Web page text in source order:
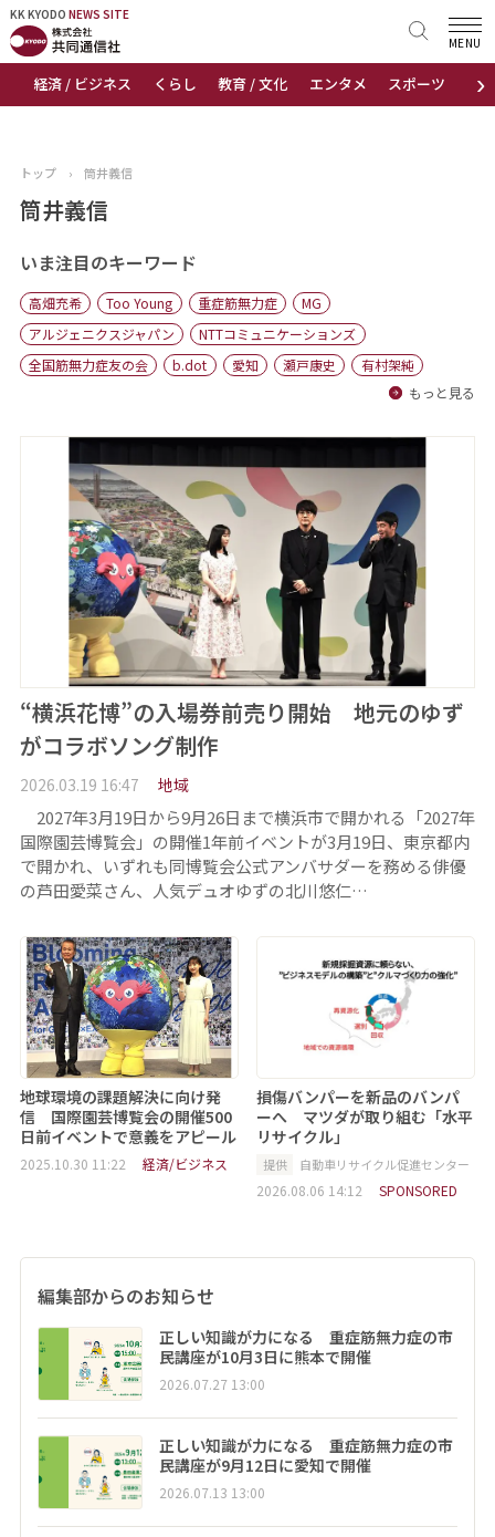
KK KYODO NEWS SITE
›
経済 / ビジネス くらし 教育 / 文化 エンタメ スポーツ 地域
MENU
KK KYODONEWS SITE
トップページ
ニュース
おすすめコンテンツ
出版物
会社概要
トップ › 筒井義信
筒井義信
いま注目のキーワード
高畑充希 Too Young 重症筋無力症
MG
アルジェニクスジャパン
NTTコミュニケーションズ
全国筋無力症友の会
b.dot 愛知 瀬戸康史
有村架純
もっと見る
“横浜花博”の入場券前売り開始 地元のゆず
がコラボソング制作
2026.03.19 16:47 地域
2027年3月19日から9月26日まで横浜市で開かれる「2027年
国際園芸博覧会」の開催1年前イベントが3月19日、東京都内
で開かれ、いずれも同博覧会公式アンバサダーを務める俳優
の芦田愛菜さん、人気デュオゆずの北川悠仁…
地球環境の課題解決に向け発
信 国際園芸博覧会の開催500
日前イベントで意義をアピール
2025.10.30 11:22 経済/ビジネス
損傷バンパーを新品のバンパ
ーへ マツダが取り組む「水平
リサイクル」
提供 自動車リサイクル促進センター
2026.08.06 14:12 SPONSORED
編集部からのお知らせ
正しい知識が力になる 重症筋無力症の市
民講座が10月3日に熊本で開催
2026.07.27 13:00
正しい知識が力になる 重症筋無力症の市
民講座が9月12日に愛知で開催
2026.07.13 13:00